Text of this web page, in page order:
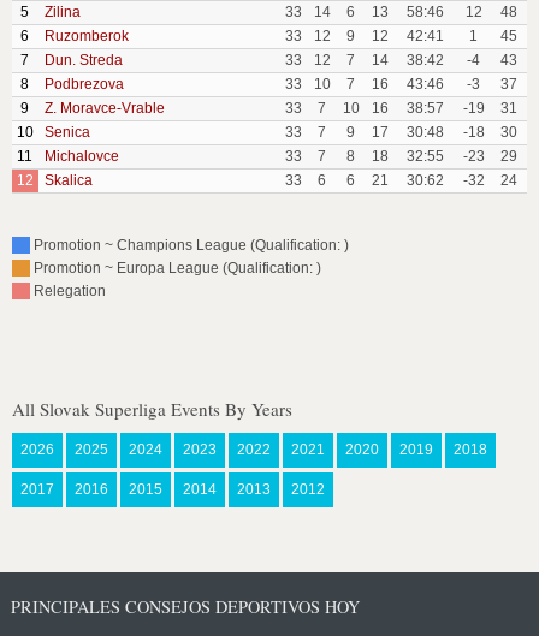
5
Zilina 33 14 6 13 58:46 12
48
6
Ruzomberok 33 12 9 12 42:41 1
45
7
Dun. Streda 33 12 7 14 38:42 -4
43
8
Podbrezova 33 10 7 16 43:46 -3
37
9
Z. Moravce-Vrable 33 7 10 16 38:57 -19
31
10
Senica 33 7 9 17 30:48 -18
30
11
Michalovce 33 7 8 18 32:55 -23
29
12
Skalica 33 6 6 21 30:62 -32 24
Promotion ~ Champions League (Qualification: )
Promotion ~ Europa League (Qualification: )
Relegation
All Slovak Superliga Events By Years
2026 2025 2024 2023 2022 2021 2020 2019 2018
2017 2016 2015 2014 2013 2012
PRINCIPALES CONSEJOS DEPORTIVOS HOY